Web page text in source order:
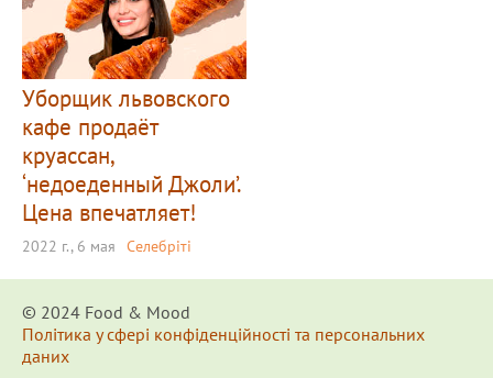
Уборщик львовского
кафе продаёт
круассан,
‘недоеденный Джоли’.
Цена впечатляет!
2022 г., 6 мая Селебріті
© 2024 Food & Мood
Політика у сфері конфіденційності та персональних
даних